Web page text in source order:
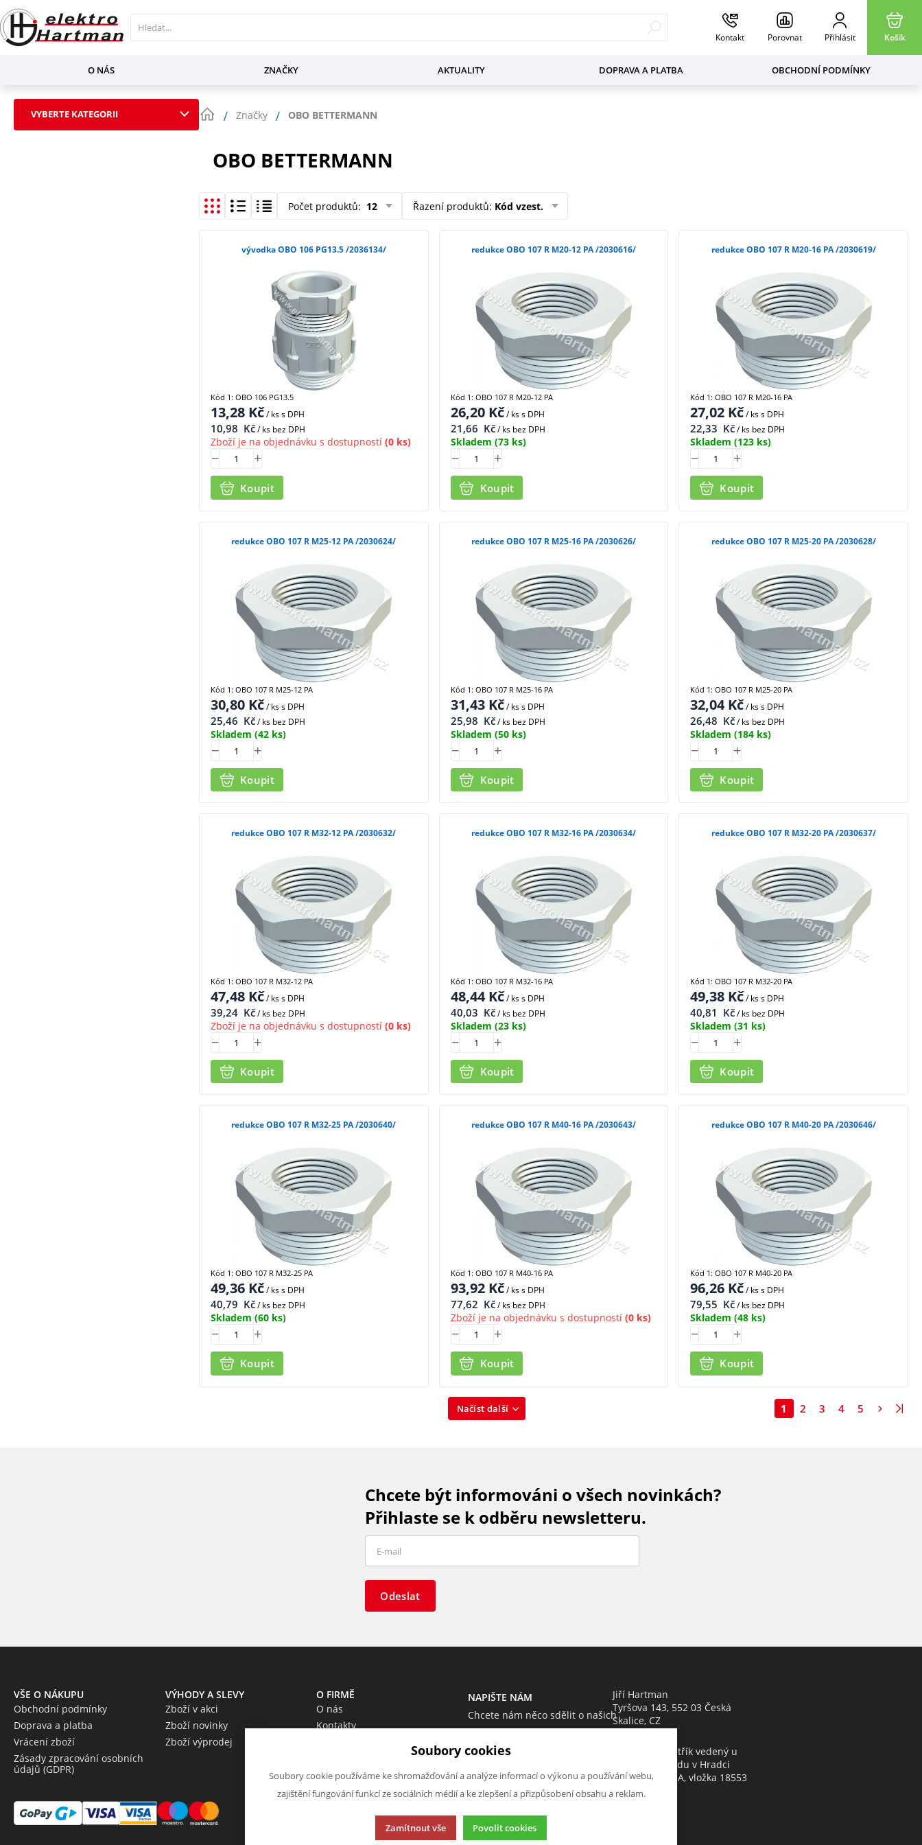
Kontakt Porovnat Přihlásit Košík
O NÁS ZNAČKY AKTUALITY DOPRAVA A PLATBA OBCHODNÍ PODMÍNKY
VYBERTE KATEGORII Značky OBO BETTERMANN
OBO BETTERMANN
Počet produktů: 12 Řazení produktů: Kód vzest.
vývodka OBO 106 PG13.5 /2036134/
13,28 Kč/ kss DPH
10,98 Kč/ ks bez DPH
Zboží je na objednávku s dostupností (0 ks)
Koupit
Kód 1: OBO 106 PG13.5
redukce OBO 107 R M20-12 PA /2030616/
26,20Kč/ kss DPH
21,66 Kč/ ks bez DPH
Skladem (73 ks)
Koupit
Kód 1: OBO 107 R M20-12 PA
redukce OBO 107 R M20-16 PA /2030619/
27,02 Kč/ kss DPH
22,33 Kč/ ks bez DPH
Skladem (123 ks)
Koupit
Kód 1: OBO 107 R M20-16 PA
redukce OBO 107 R M25-12 PA /2030624/
30,80 Kč/ kss DPH
25,46 Kč/ ks bez DPH
Skladem (42 ks)
Koupit
Kód 1: OBO 107 R M25-12 PA
redukce OBO 107 R M25-16 PA /2030626/
31,43Kč/ kss DPH
25,98 Kč/ ks bez DPH
Skladem (50 ks)
Koupit
Kód 1: OBO 107 R M25-16 PA
redukce OBO 107 R M25-20 PA /2030628/
32,04Kč/ kss DPH
26,48 Kč/ ks bez DPH
Skladem (184 ks)
Koupit
Kód 1: OBO 107 R M25-20 PA
redukce OBO 107 R M32-12 PA /2030632/
47,48 Kč/ kss DPH
39,24 Kč/ ks bez DPH
Zboží je na objednávku s dostupností (0 ks)
Koupit
Kód 1: OBO 107 R M32-12 PA
redukce OBO 107 R M32-16 PA /2030634/
48,44Kč/ kss DPH
40,03 Kč/ ks bez DPH
Skladem (23 ks)
Koupit
Kód 1: OBO 107 R M32-16 PA
redukce OBO 107 R M32-20 PA /2030637/
49,38 Kč/ kss DPH
40,81 Kč/ ks bez DPH
Skladem (31 ks)
Koupit
Kód 1: OBO 107 R M32-20 PA
redukce OBO 107 R M32-25 PA /2030640/
49,36 Kč/ kss DPH
40,79 Kč/ ks bez DPH
Skladem (60 ks)
Koupit
Kód 1: OBO 107 R M32-25 PA
redukce OBO 107 R M40-16 PA /2030643/
93,92Kč/ kss DPH
77,62 Kč/ ks bez DPH
Zboží je na objednávku s dostupností(0 ks)
Koupit
Kód 1: OBO 107 R M40-16 PA
redukce OBO 107 R M40-20 PA /2030646/
96,26 Kč/ kss DPH
79,55 Kč/ ks bez DPH
Skladem (48 ks)
Koupit
Kód 1: OBO 107 R M40-20 PA
Načíst další 1 2 3 4 5
Chcete být informováni o všech novinkách?
Přihlaste se k odběru newsletteru.
Odeslat
VŠE O NÁKUPU
Obchodní podmínky
Doprava a platba
Vrácení zboží
Zásady zpracování osobních
údajů (GDPR)
VÝHODY A SLEVY
Zboží v akci
Zboží novinky
Zboží výprodej
O FIRMĚ
O nás
Kontakty
NAPIŠTE NÁM
Chcete nám něco sdělit o našich
Neváhejte napsat.
Chci napsat zprávu
Jiří Hartman
Tyršova 143, 552 03 Česká
Skalice, CZ
Obchodní rejstřík vedený u
Krajského soudu v Hradci
Králové, oddíl A, vložka 18553
Soubory cookies
Soubory cookie používáme ke shromažďování a analýze informací o výkonu a používání webu,
zajištění fungování funkcí ze sociálních médií a ke zlepšení a přizpůsobení obsahu a reklam.
Zamítnout vše Povolit cookies